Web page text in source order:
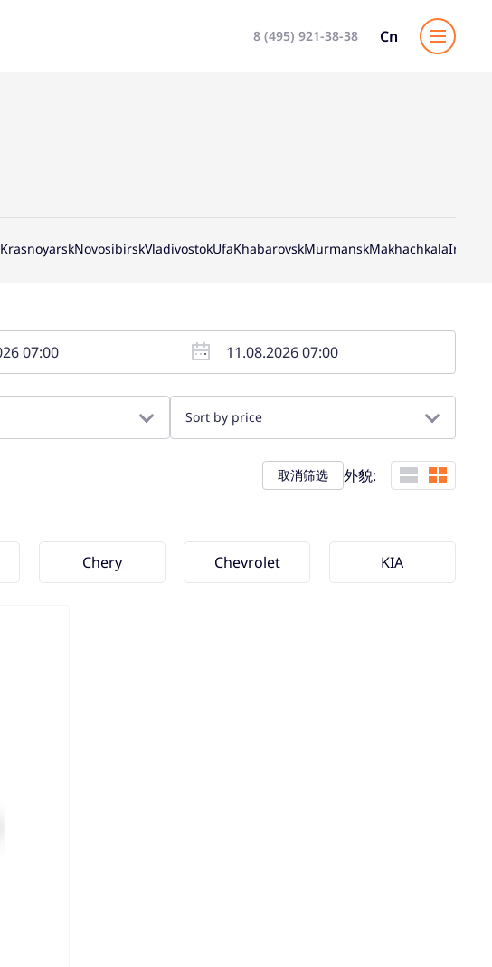
8 (495) 921-38-38 Cn
KrasnoyarskNovosibirskVladivostokUfaKhabarovskMurmanskMakhachkalaIrkutsk
Sort by price
取消筛选 外貌:
Chery Chevrolet KIA